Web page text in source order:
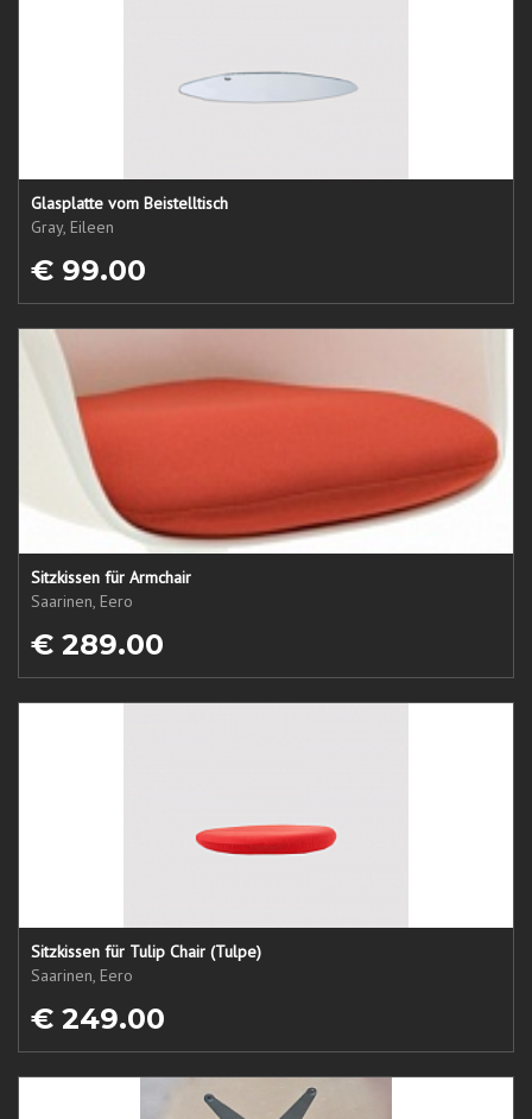
Glasplatte vom Beistelltisch
Gray, Eileen
€ 99.00
Sitzkissen für Armchair
Saarinen, Eero
€ 289.00
Sitzkissen für Tulip Chair (Tulpe)
Saarinen, Eero
€ 249.00